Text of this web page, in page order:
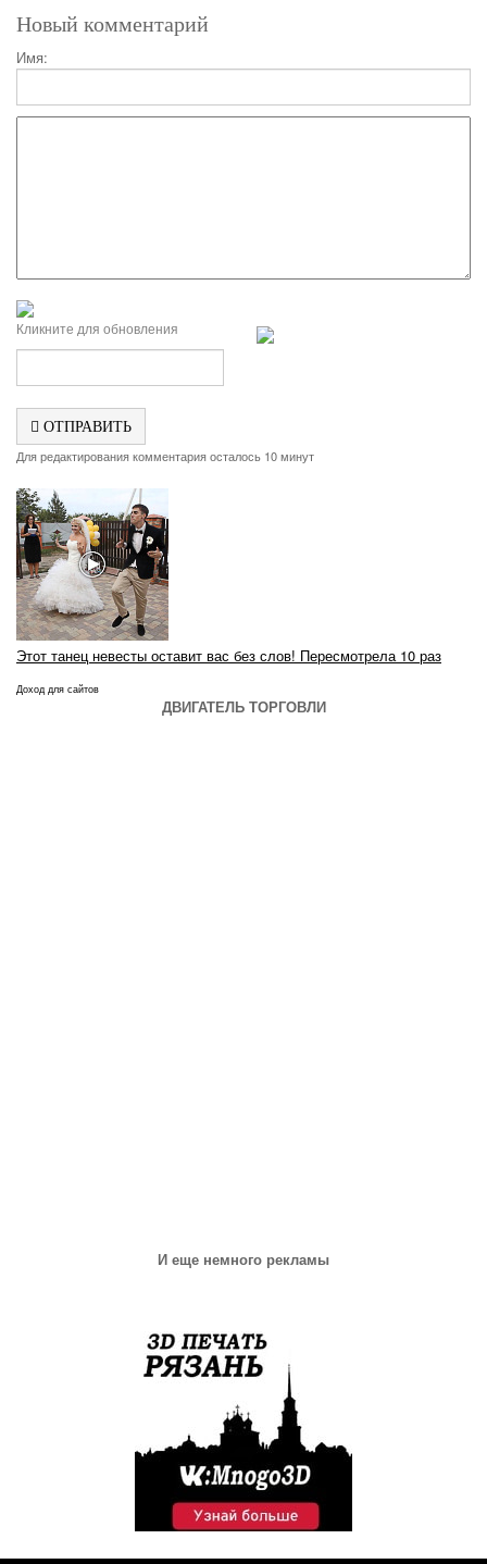
Новый комментарий
Имя:
Кликните для обновления
ОТПРАВИТЬ
Для редактирования комментария осталось 10 минут
Этот танец невесты оставит вас без слов! Пересмотрела 10 раз
Доход для сайтов
ДВИГАТЕЛЬ ТОРГОВЛИ
И еще немного рекламы